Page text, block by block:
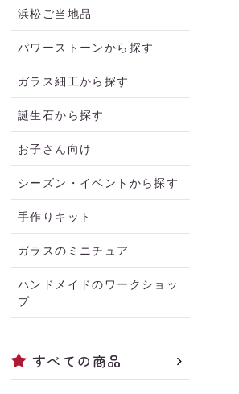
浜松ご当地品
パワーストーンから探す
ガラス細工から探す
誕生石から探す
お子さん向け
シーズン・イベントから探す
手作りキット
ガラスのミニチュア
ハンドメイドのワークショッ
プ
すべての商品